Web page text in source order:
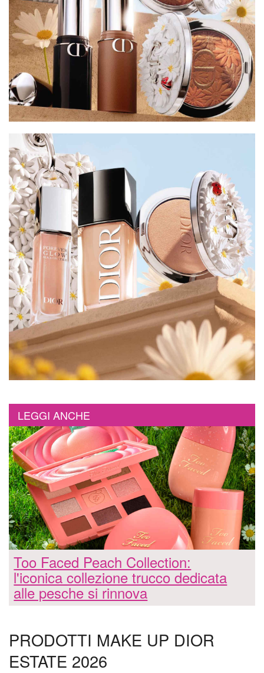
LEGGI ANCHE
Too Faced Peach Collection:
l'iconica collezione trucco dedicata
alle pesche si rinnova
PRODOTTI MAKE UP DIOR
ESTATE 2026